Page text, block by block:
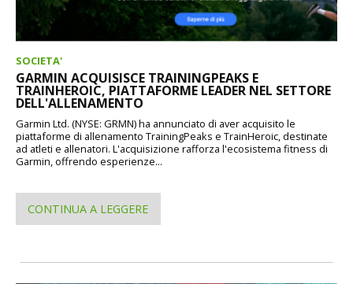
SOCIETA'
GARMIN ACQUISISCE TRAININGPEAKS E
TRAINHEROIC, PIATTAFORME LEADER NEL SETTORE
DELL'ALLENAMENTO
Garmin Ltd. (NYSE: GRMN) ha annunciato di aver acquisito le
piattaforme di allenamento TrainingPeaks e TrainHeroic, destinate
ad atleti e allenatori. L'acquisizione rafforza l'ecosistema fitness di
Garmin, offrendo esperienze...
CONTINUA A LEGGERE